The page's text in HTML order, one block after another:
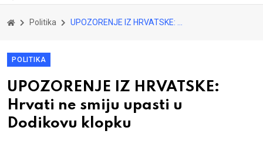
Politika UPOZORENJE IZ HRVATSKE: Hrvati ne smiju upasti u Dodikovu klopku
POLITIKA
UPOZORENJE IZ HRVATSKE:
Hrvati ne smiju upasti u
Dodikovu klopku